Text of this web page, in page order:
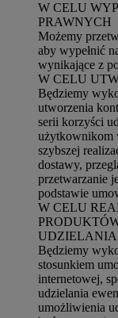
W CELU
PRAWNYCH
Możemy
aby wypełnić
wynikające z
W CELU
Będziemy
utworzenia
serii korzyści
użytkownikom
szybszej
dostawy,
przetwarzanie
podstawie
W CELU
Będziemy
stosunkiem
internetowej,
udzielania
umożliwienia